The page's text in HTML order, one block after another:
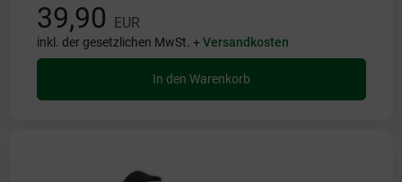
39,90 EUR
inkl. der gesetzlichen MwSt. +Versandkosten
In den Warenkorb